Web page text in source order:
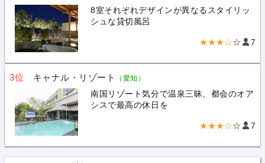
8室それぞれデザインが異なるスタイリッ
シュな貸切風呂
★★★☆☆ 7
3位 キャナル・リゾート （愛知）
南国リゾート気分で温泉三昧、都会のオア
シスで最高の休日を
★★★☆☆ 7